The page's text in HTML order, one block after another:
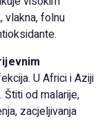
vlakna, folnu
U Africi i Aziji
od malarije,
zacjeljivanja